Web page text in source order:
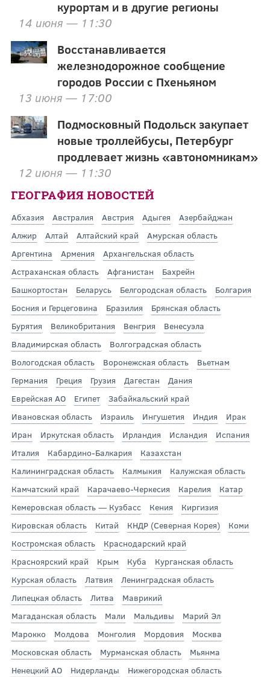
курортам и в другие регионы
14 июня — 11:30
Восстанавливается
железнодорожное сообщение
городов России с Пхеньяном
13 июня — 17:00
Подмосковный Подольск закупает
новые троллейбусы, Петербург
продлевает жизнь «автономникам»
12 июня — 11:30
ГЕОГРАФИЯ НОВОСТЕЙ
Абхазия Австралия Австрия Адыгея
Азербайджан
Алжир
Алтай Алтайский край
Амурская область
Аргентина
Армения
Архангельская область
Астраханская область
Афганистан
Бахрейн
Башкортостан
Беларусь Белгородская область
Болгария
Босния и Герцеговина
Бразилия
Брянская область
Бурятия
Великобритания Венгрия
Венесуэла
Владимирская область
Волгоградская область
Вологодская область
Воронежская область
Вьетнам
Германия
Греция Грузия Дагестан
Дания
Еврейская АО
Египет
Забайкальский край
Ивановская область
Израиль Ингушетия Индия
Ирак
Иран
Иркутская область Ирландия Исландия
Испания
Италия
Кабардино-Балкария
Казахстан
Калининградская область
Калмыкия
Калужская область
Камчатский край
Карачаево-Черкесия Карелия
Катар
Кемеровская область — Кузбасс
Кения
Киргизия
Кировская область
Китай КНДР (Северная Корея)
Коми
Костромская область
Краснодарский край
Красноярский край
Крым Куба
Курганская область
Курская область
Латвия
Ленинградская область
Липецкая область
Литва
Маврикий
Магаданская область
Мали Мальдивы
Марий Эл
Марокко
Молдова Монголия Мордовия
Москва
Московская область
Мурманская область
Мьянма
Ненецкий АО
Нидерланды
Нижегородская область